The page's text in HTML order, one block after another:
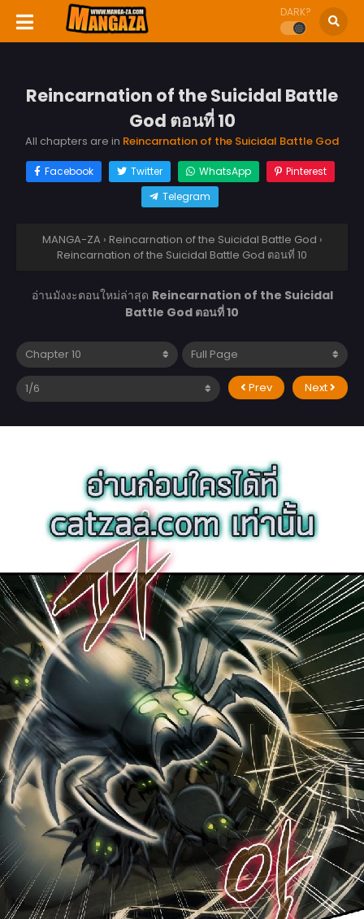
DARK?
Reincarnation of the Suicidal Battle
God ตอนที่ 10
All chapters are in Reincarnation of the Suicidal Battle God
Facebook Twitter WhatsApp
Pinterest
Telegram
MANGA-ZA › Reincarnation of the Suicidal Battle God ›
Reincarnation of the Suicidal Battle God ตอนที่ 10
อ่านมังงะตอนใหม่ล่าสุด Reincarnation of the Suicidal
Battle God ตอนที่ 10
Prev Next